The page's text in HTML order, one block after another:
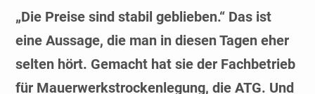
„Die Preise sind stabil geblieben.“ Das ist
eine Aussage, die man in diesen Tagen eher
selten hört. Gemacht hat sie der Fachbetrieb
für Mauer­werks­trocken­legung, die ATG. Und